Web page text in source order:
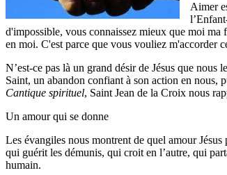
Aimer
d'impossible, vous connaissez mieux que moi ma
en moi. C'est parce que vous vouliez m'accorder
N’est-ce pas là un grand désir de Jésus que
Saint, un abandon confiant à son action en nous,
Cantique spirituel, Saint Jean de la Croix nous
Un amour qui se donne
Les évangiles nous montrent de quel amour
qui guérit les démunis, qui croit en l’autre, qui
humain.